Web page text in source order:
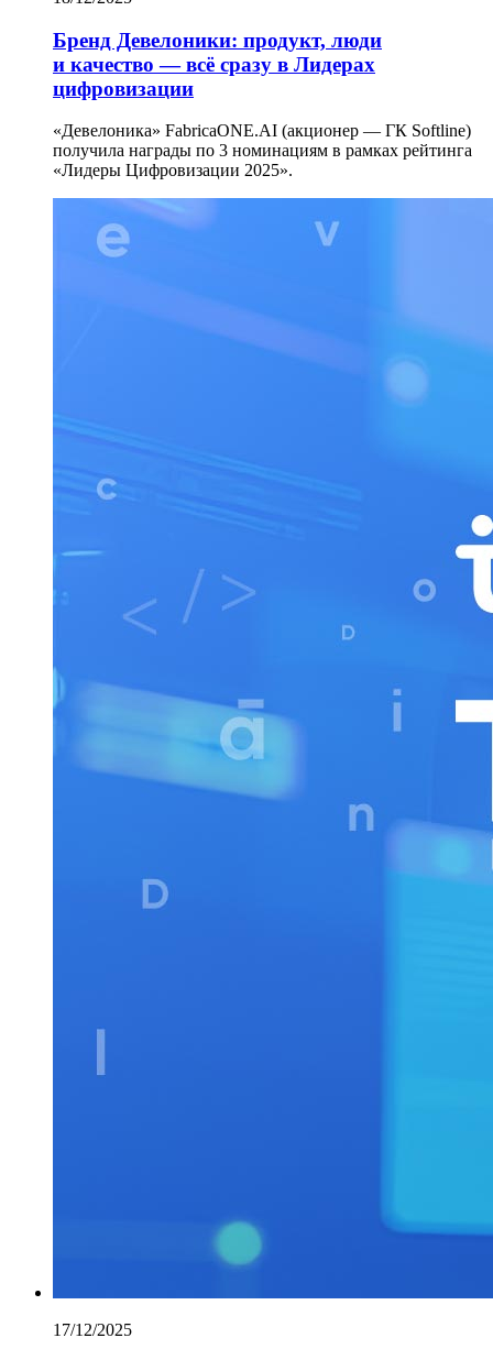
Бренд Девелоники: продукт, люди
и качество — всё сразу в Лидерах
цифровизации
«Девелоника» FabricaONE.AI (акционер — ГК Softline)
получила награды по 3 номинациям в рамках рейтинга
«Лидеры Цифровизации 2025».
17/12/2025